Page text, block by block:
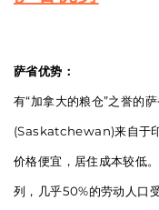
萨省优势：
有“加拿大的粮仓”之誉的
(Saskatchewan)来自于
价格便宜，居住成本较低
列，几乎50%的劳动人口